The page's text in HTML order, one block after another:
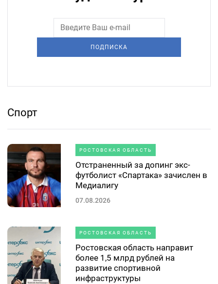
ПОДПИСКА
Спорт
РОСТОВСКАЯ ОБЛАСТЬ
Отстраненный за допинг экс-
футболист «Спартака» зачислен в
Медиалигу
07.08.2026
РОСТОВСКАЯ ОБЛАСТЬ
Ростовская область направит
более 1,5 млрд рублей на
развитие спортивной
инфраструктуры